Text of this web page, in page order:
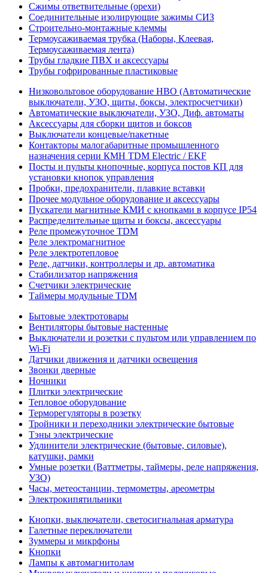
Сжимы ответвительные (орехи)
Соединительные изолирующие зажимы СИЗ
Строительно-монтажные клеммы
Термоусаживаемая трубка (Наборы, Клеевая,
Термоусаживаемая лента)
Трубы гладкие ПВХ и аксессуары
Трубы гофрированные пластиковые
Низковольтовое оборудование НВО (Автоматические
выключатели, УЗО, щиты, боксы, электросчетчики)
Автоматические выключатели, УЗО, Диф. автоматы
Аксессуары для сборки щитов и боксов
Выключатели концевые/пакетные
Контакторы малогабаритные промышленного
назначения серии КМН TDM Electric / EKF
Посты и пульты кнопочные, корпуса постов КП для
установки кнопок управления
Пробки, предохранители, плавкие вставки
Прочее модульное оборудование и аксессуары
Пускатели магнитные КМИ с кнопками в корпусе IP54
Распределительные щиты и боксы, аксессуары
Реле промежуточное TDM
Реле электромагнитное
Реле электротепловое
Реле, датчики, контроллеры и др. автоматика
Стабилизатор напряжения
Счетчики электрические
Таймеры модульные TDM
Бытовые электротовары
Вентиляторы бытовые настенные
Выключатели и розетки с пультом или управлением по
Wi-Fi
Датчики движения и датчики освещения
Звонки дверные
Ночники
Плитки электрические
Тепловое оборудование
Терморегуляторы в розетку
Тройники и переходники электрические бытовые
Тэны электрические
Удлинители электрические (бытовые, силовые),
катушки, рамки
Умные розетки (Ваттметры, таймеры, реле напряжения,
УЗО)
Часы, метеостанции, термометры, ареометры
Электрокипятильники
Кнопки, выключатели, светосигнальная арматура
Галетные переключатели
Зуммеры и микрфоны
Кнопки
Лампы к автомагнитолам